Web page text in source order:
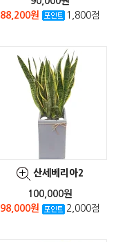
88,200원
1,800점
산세베리아2
100,000원
98,000원
2,000점